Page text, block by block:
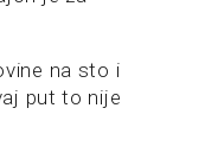
na sto i
put to nije